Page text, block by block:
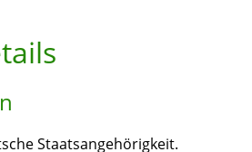
Staatsangehörigkeit.